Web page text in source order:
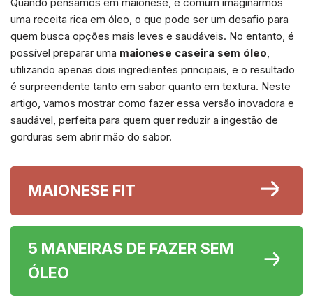
uma receita rica em óleo, o que pode ser um desafio para
quem busca opções mais leves e saudáveis. No entanto, é
possível preparar uma maionese caseira sem óleo
utilizando apenas dois ingredientes principais, e o resultado
é surpreendente tanto em sabor quanto em textura. Neste
artigo, vamos mostrar como fazer essa versão inovadora e
saudável, perfeita para quem quer reduzir a ingestão de
gorduras sem abrir mão do sabor.
MAIONESE FIT
5 MANEIRAS DE FAZER SEM
ÓLEO